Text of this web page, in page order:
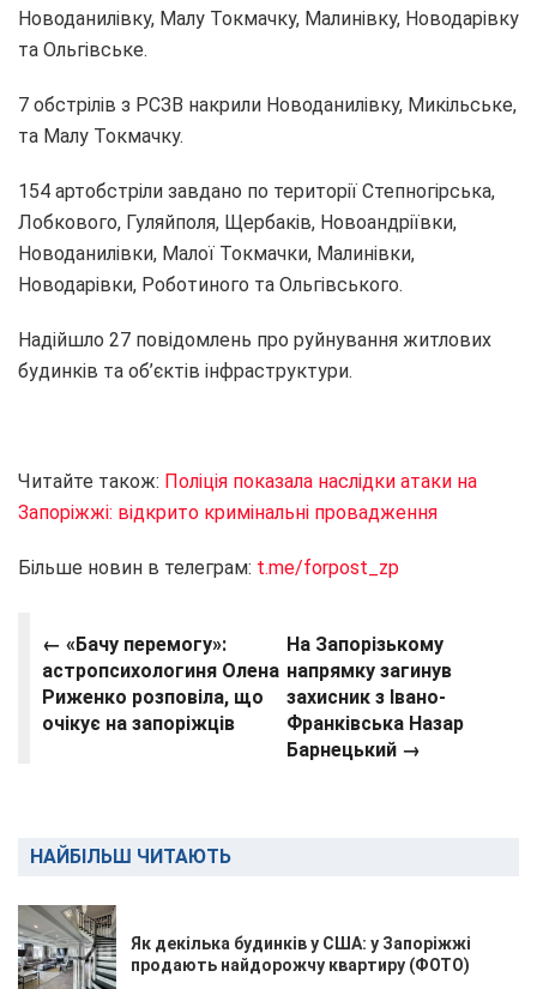
Новоданилівку, Малу Токмачку, Малинівку, Новодарівку
та Ольгівське.
7 обстрілів з РСЗВ накрили Новоданилівку, Микільське,
та Малу Токмачку.
154 артобстріли завдано по території Степногірська,
Лобкового, Гуляйполя, Щербаків, Новоандріївки,
Новоданилівки, Малої Токмачки, Малинівки,
Новодарівки, Роботиного та Ольгівського.
Надійшло 27 повідомлень про руйнування житлових
будинків та об’єктів інфраструктури.
Читайте також: Поліція показала наслідки атаки на
Запоріжжі: відкрито кримінальні провадження
Більше новин в телеграм: t.me/forpost_zp
← «Бачу перемогу»:
астропсихологиня Олена
Риженко розповіла, що
очікує на запоріжців
На Запорізькому
напрямку загинув
захисник з Івано-
Франківська Назар
Барнецький →
НАЙБІЛЬШ ЧИТАЮТЬ
Як декілька будинків у США: у Запоріжжі
продають найдорожчу квартиру (ФОТО)